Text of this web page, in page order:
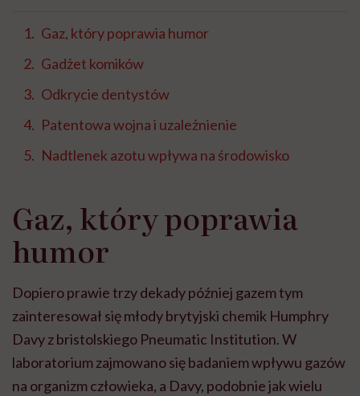
Gaz, który poprawia humor
Gadżet komików
Odkrycie dentystów
Patentowa wojna i uzależnienie
Nadtlenek azotu wpływa na środowisko
Gaz, który poprawia
humor
Dopiero prawie trzy dekady później gazem tym
zainteresował się młody brytyjski chemik Humphry
Davy z bristolskiego Pneumatic Institution. W
laboratorium zajmowano się badaniem wpływu gazów
na organizm człowieka, a Davy, podobnie jak wielu